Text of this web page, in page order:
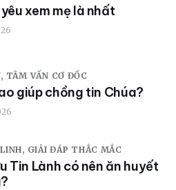
xem mẹ là nhất
TÂM VẤN CƠ ĐỐC
giúp chồng tin Chúa?
GIẢI ĐÁP THẮC MẮC
Tin Lành có nên ăn huyết